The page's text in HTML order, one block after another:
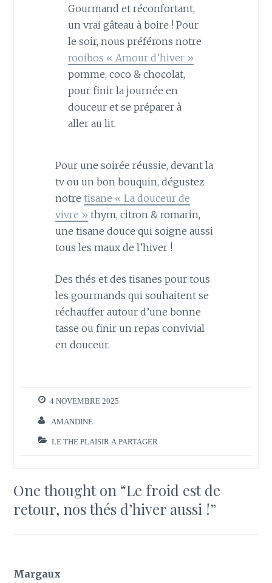
Gourmand et réconfortant,
un vrai gâteau à boire ! Pour
le soir, nous préférons notre
rooibos « Amour d’hiver »
pomme, coco & chocolat,
pour finir la journée en
douceur et se préparer à
aller au lit.
Pour une soirée réussie, devant la
tv ou un bon bouquin, dégustez
notre tisane « La douceur de
vivre » thym, citron & romarin,
une tisane douce qui soigne aussi
tous les maux de l’hiver !
Des thés et des tisanes pour tous
les gourmands qui souhaitent se
réchauffer autour d’une bonne
tasse ou finir un repas convivial
en douceur.
4 NOVEMBRE 2025
AMANDINE
LE THE PLAISIR A PARTAGER
One thought on “Le froid est de
retour, nos thés d’hiver aussi !”
Margaux